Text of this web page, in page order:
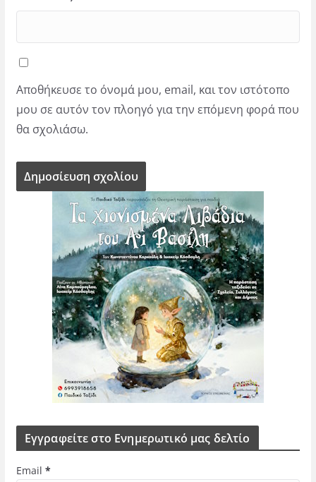
Αποθήκευσε το όνομά μου, email, και τον ιστότοπο
μου σε αυτόν τον πλοηγό για την επόμενη φορά που
θα σχολιάσω.
Εγγραφείτε στο Ενημερωτικό μας δελτίο
Email *